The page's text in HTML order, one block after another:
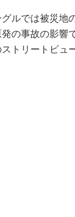
ルでは被災地
の事故の影響
ストリートビュ